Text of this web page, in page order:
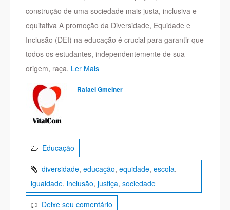
construção de uma sociedade mais justa, inclusiva e
equitativa A promoção da Diversidade, Equidade e
Inclusão (DEI) na educação é crucial para garantir que
todos os estudantes, independentemente de sua
origem, raça, Ler Mais
Rafael Gmeiner
Educação
diversidade,educação,equidade,escola,
igualdade,inclusão,justiça,sociedade
Deixe seu comentário